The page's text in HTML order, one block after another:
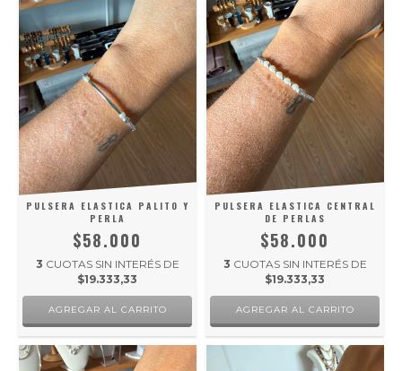
PULSERA ELASTICA PALITO Y
PERLA
$58.000
3 CUOTAS SIN INTERÉS DE
$19.333,33
PULSERA ELASTICA CENTRAL
DE PERLAS
$58.000
3 CUOTAS SIN INTERÉS DE
$19.333,33